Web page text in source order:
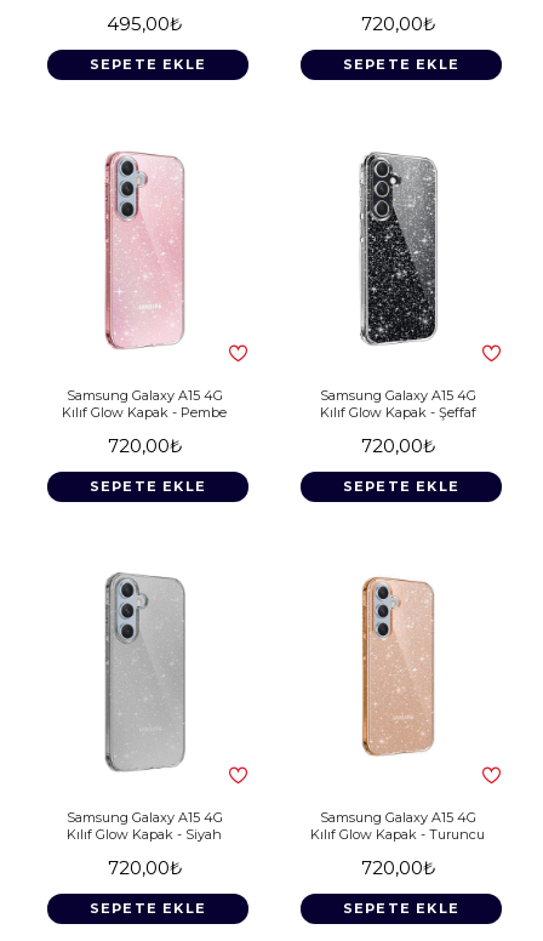
495,00₺
SEPETE EKLE
720,00₺
SEPETE EKLE
Samsung Galaxy A15 4G
Kılıf Glow Kapak - Pembe
720,00₺
SEPETE EKLE
Samsung Galaxy A15 4G
Kılıf Glow Kapak - Şeffaf
720,00₺
SEPETE EKLE
Samsung Galaxy A15 4G
Kılıf Glow Kapak - Siyah
720,00₺
SEPETE EKLE
Samsung Galaxy A15 4G
Kılıf Glow Kapak - Turuncu
720,00₺
SEPETE EKLE